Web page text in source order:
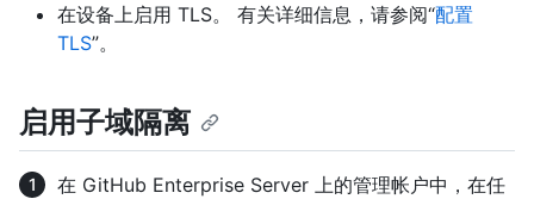
在设备上启用 TLS。 有关详细信息，请参阅“配置
TLS”。
启用子域隔离
在 GitHub Enterprise Server 上的管理帐户中，在任